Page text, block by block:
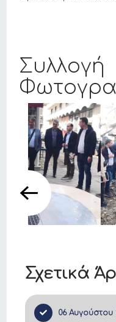
Σχετικά
06 Αυγούστου
Συλλογή